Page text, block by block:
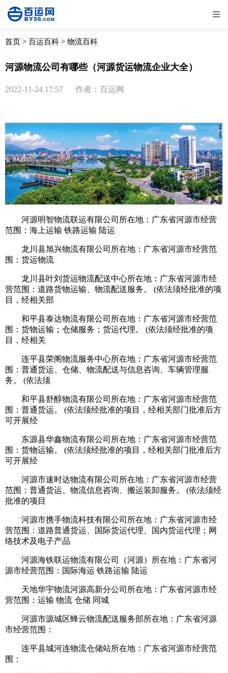
全部 物流资讯
取消
首页 > 百运百科 > 物流百科
河源物流公司有哪些（河源货运物流企业大全）
2022-11-24 17:57 作者：百运网
河源明智物流联运有限公司所在地：广东省河源市经营
范围：海上运输 铁路运输 陆运
龙川县旭兴物流有限公司所在地：广东省河源市经营范
围：货运物流
龙川县叶刘货运物流配送中心所在地：广东省河源市经
营范围：道路货物运输、物流配送服务。 (依法须经批准的项
目，经相关部
和平县泰达物流有限公司所在地：广东省河源市经营范
围：货物运输；仓储服务；货运代理。 (依法须经批准的项
目，经相关
连平县荣阁物流服务中心所在地：广东省河源市经营范
围：普通货运、仓储、物流配送与信息咨询、车辆管理服
务。 (依法须
和平县舒醇物流有限公司所在地：广东省河源市经营范
围：普通货运。 (依法须经批准的项目，经相关部门批准后方
可开展经
东源县华鑫物流有限公司所在地：广东省河源市经营范
围：货物运输。 (依法须经批准的项目，经相关部门批准后方
可开展经
河源市速时达物流有限公司所在地：广东省河源市经营
范围：普通货运、物流信息咨询、搬运装卸服务。 (依法须经
批准的项目
河源市携手物流科技有限公司所在地：广东省河源市经
营范围：道路普通货运、国际货运代理、国内货运代理；网
络技术及电子产品
河源海铁联运物流有限公司（河源）所在地：广东省河
源市经营范围：国际海运 铁路运输 陆运
天地华宇物流河源高新分公司所在地：广东省河源市经
营范围：运输 物流 仓储 同城
河源市源城区蜂云物流配送服务部所在地：广东省河源
市经营范围：
连平县城河连物流仓储站所在地：广东省河源市经营范
围：